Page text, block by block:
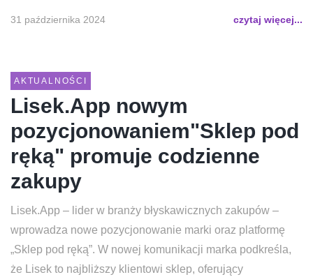
31 października 2024 czytaj więcej...
AKTUALNOŚCI
Lisek.App nowym
pozycjonowaniem"Sklep pod
ręką" promuje codzienne
zakupy
Lisek.App – lider w branży błyskawicznych zakupów –
wprowadza nowe pozycjonowanie marki oraz platformę
„Sklep pod ręką”. W nowej komunikacji marka podkreśla,
że Lisek to najbliższy klientowi sklep, oferujący